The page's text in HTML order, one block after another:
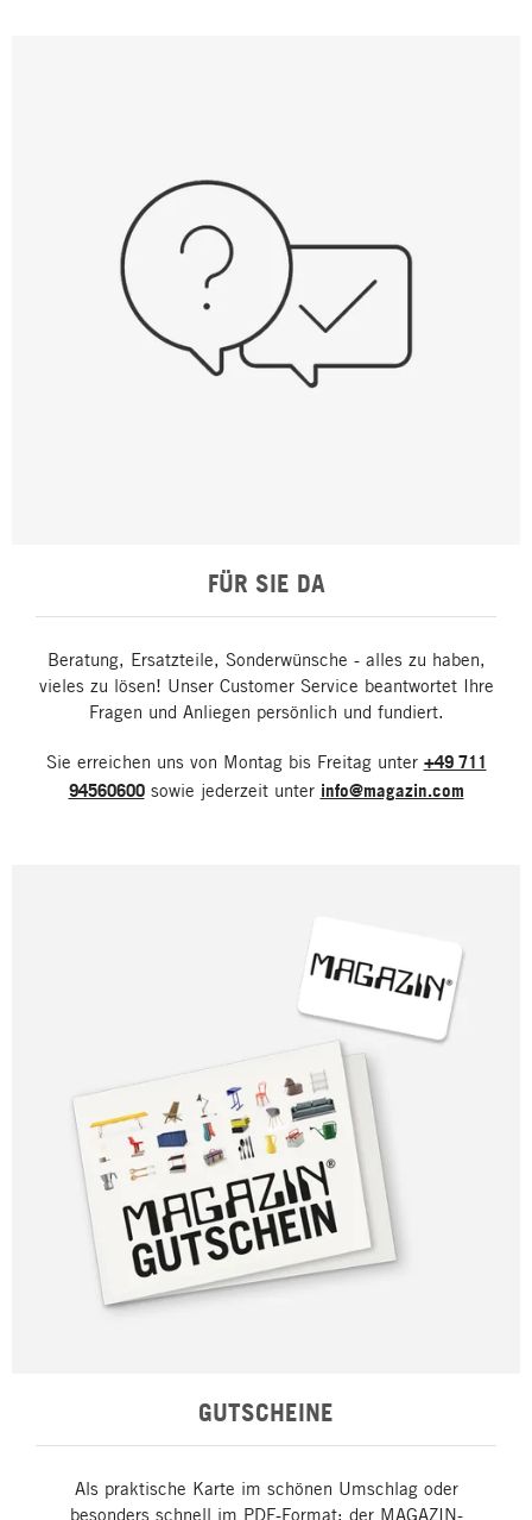
FÜR SIE DA
Beratung, Ersatzteile, Sonderwünsche - alles zu haben,
vieles zu lösen! Unser Customer Service beantwortet Ihre
Fragen und Anliegen persönlich und fundiert.
Sie erreichen uns von Montag bis Freitag unter +49 711
94560600sowie jederzeit unter info@magazin.com
GUTSCHEINE
Als praktische Karte im schönen Umschlag oder
besonders schnell im PDF-Format: der MAGAZIN-